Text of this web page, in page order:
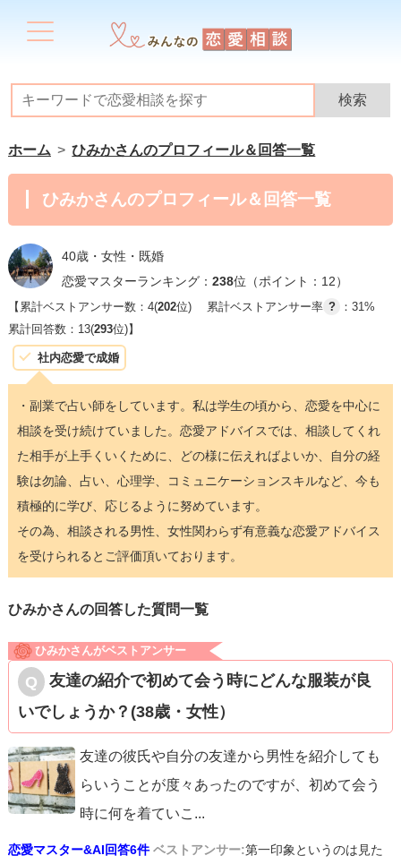
ホーム ひみかさんのプロフィール＆回答一覧
ひみかさんのプロフィール＆回答一覧
40歳・女性・既婚
恋愛マスターランキング： 238位（ポイント：12）
【累計ベストアンサー数：4(202位) 累計ベストアンサー率 ?
：31%
累計回答数：13(293位)】
社内恋愛で成婚
・副業で占い師をしています。私は学生の頃から、恋愛を中心に
相談を受け続けていました。恋愛アドバイスでは、相談してくれ
た相手が上手くいくために、どの様に伝えればよいか、自分の経
験は勿論、占い、心理学、コミュニケーションスキルなど、今も
積極的に学び、応じるように努めています。
その為、相談される男性、女性関わらず有意義な恋愛アドバイス
を受けられるとご評価頂いております。
ひみかさんの回答した質問一覧
ひみかさんがベストアンサー
友達の紹介で初めて会う時にどんな服装が良
いでしょうか？(38歳・女性）
友達の彼氏や自分の友達から男性を紹介しても
らいうことが度々あったのですが、初めて会う
時に何を着ていこ ...
恋愛マスター&AI回答6件 ベストアンサー:第一印象というのは見た